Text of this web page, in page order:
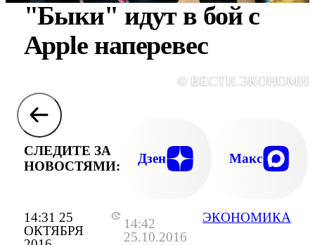
14:31 25
ОКТЯБРЯ
14:42
25.10.2016
ЭКОНОМИКА
"Быки" идут в бой с
Apple наперевес
©
СЛЕДИТЕ ЗА
НОВОСТЯМИ:
Дзен Макс